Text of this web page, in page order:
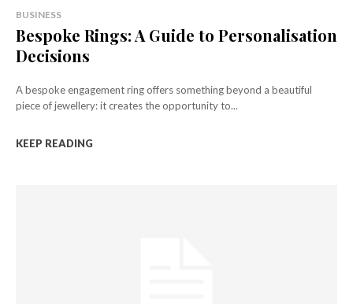
BUSINESS
Bespoke Rings: A Guide to Personalisation
Decisions
A bespoke engagement ring offers something beyond a beautiful
piece of jewellery: it creates the opportunity to...
KEEP READING